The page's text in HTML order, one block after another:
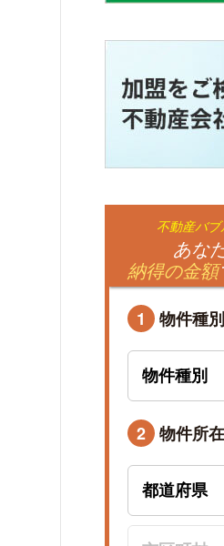
不動産バブ
あな
納得の金額
1 物件種
2 物件所